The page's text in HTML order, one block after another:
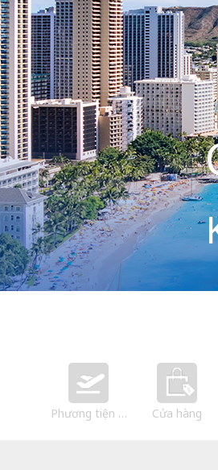
Phương tiện giao thôngCửa hàng